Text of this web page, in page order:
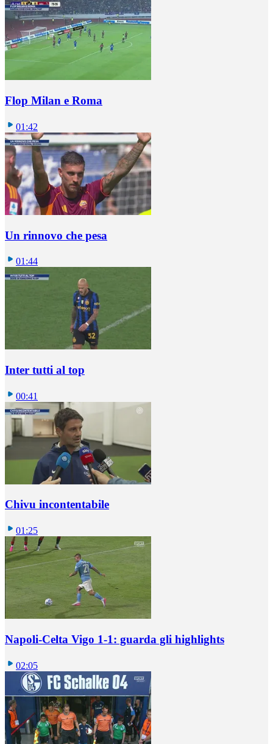
Flop Milan e Roma
01:42
Un rinnovo che pesa
01:44
Inter tutti al top
00:41
Chivu incontentabile
01:25
Napoli-Celta Vigo 1-1: guarda gli highlights
02:05